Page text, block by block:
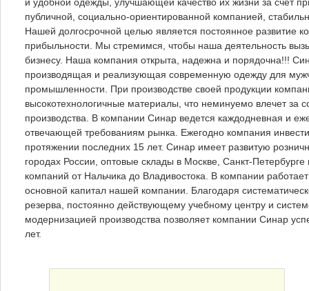
и удобной одежды, улучшающей качество их жизни за счет
публичной, социально-ориентированной компанией,
Нашей долгосрочной целью является постоянное развитие
прибыльности. Мы стремимся, чтобы наша деятельность
бизнесу. Наша компания открыта, надежна и порядочна!!!
производящая и реализующая современную одежду для
промышленности. При производстве своей продукции
высокотехнологичные материалы, что неминуемо влечет за
производства. В компании Синар ведется каждодневная и
отвечающей требованиям рынка. Ежегодно компания
протяжении последних 15 лет. Синар имеет развитую
городах России, оптовые склады в Москве, Санкт-
компаний от Нальчика до Владивостока. В компании
основной капитал нашей компании. Благодаря
резерва, постоянно действующему учебному центру и
модернизацией производства позволяет компании Синар
лет.